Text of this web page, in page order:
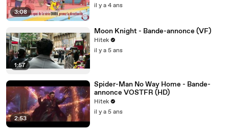
3:08
il y a 4 ans
1:57
Moon Knight - Bande-annonce (VF)
Hitek
il y a 5 ans
2:53
Spider-Man No Way Home - Bande-
annonce VOSTFR (HD)
Hitek
il y a 5 ans